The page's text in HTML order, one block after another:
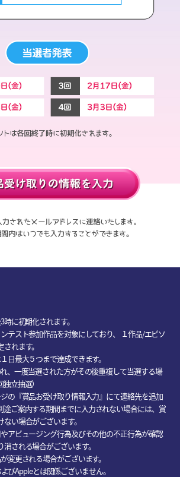
に初期化されます。
テスト参加作品を対象にしており、 １作品/エピソ
れます。
日最大５つまで達成できます。
、一度当選された方がその後重複して当選する場
立抽選）
の『賞品お受け取り情報入力』にて連絡先を追加
途ご案内する期間までに入力されない場合には、賞
い場合がございます。
アビュージング行為及びその他の不正行為が確認
される場合がございます。
変更される場合がございます。
びAppleとは関係ございません。